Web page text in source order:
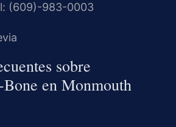
(609)-983-0003
sobre
en Monmouth